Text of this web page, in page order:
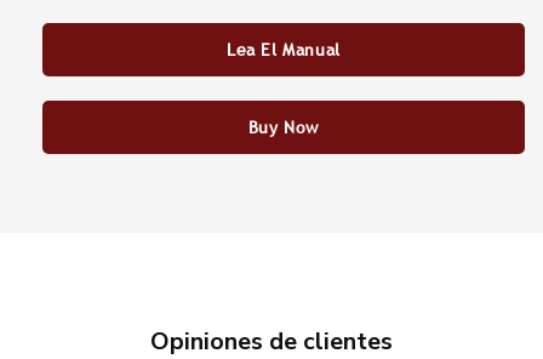
Lea El Manual
Buy Now
Opiniones de clientes